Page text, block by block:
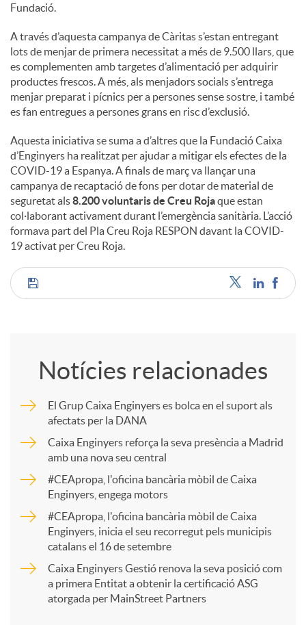
Fundació.
A través d’aquesta campanya de Càritas s’estan entregant
lots de menjar de primera necessitat a més de 9.500 llars, que
es complementen amb targetes d’alimentació per adquirir
productes frescos. A més, als menjadors socials s’entrega
menjar preparat i pícnics per a persones sense sostre, i també
es fan entregues a persones grans en risc d’exclusió.
Aquesta iniciativa se suma a d’altres que la Fundació Caixa
d’Enginyers ha realitzat per ajudar a mitigar els efectes de la
COVID-19 a Espanya. A finals de març va llançar una
campanya de recaptació de fons per dotar de material de
seguretat als8.200 voluntaris de Creu Rojaque estan
col·laborant activament durant l’emergència sanitària. L’acció
formava part del Pla Creu Roja RESPON davant la COVID-
19 activat per Creu Roja.
C
m
p
a
r
t
Notícies relacionades
El Grup Caixa Enginyers es bolca en el suport als
afectats per la DANA
Caixa Enginyers reforça la seva presència a Madrid
amb una nova seu central
#CEApropa, l'oficina bancària mòbil de Caixa
Enginyers, engega motors
#CEApropa, l'oficina bancària mòbil de Caixa
Enginyers, inicia el seu recorregut pels municipis
catalans el 16 de setembre
Caixa Enginyers Gestió renova la seva posició com
a primera Entitat a obtenir la certificació ASG
atorgada per MainStreet Partners